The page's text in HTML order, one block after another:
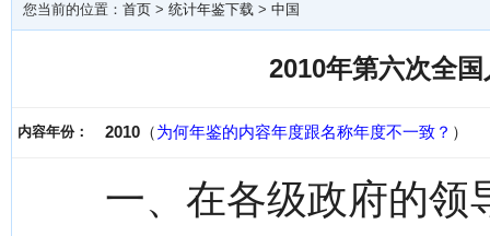
您当前的位置： 首页 > 统计年鉴下载 > 中国
2010年第六次全
内容年份： 2010 （为何年鉴的内容年度跟名称年度不一致？ ）
一、在各级政府的领